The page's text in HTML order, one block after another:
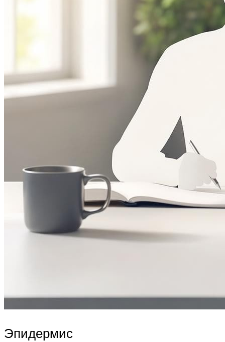
Эпидермис